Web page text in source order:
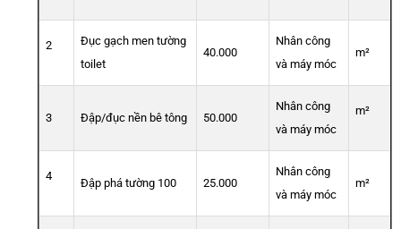
2
Đục gạch men tường
toilet
40.000
Nhân công
và máy móc
m²
3 Đập/đục nền bê tông 50.000
Nhân công
và máy móc
m²
4
Đập phá tường 100 25.000
Nhân công
và máy móc
m²